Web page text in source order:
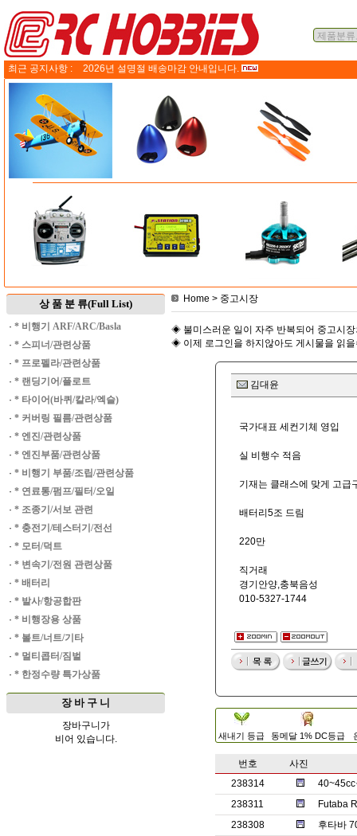
최근 공지사항 : 2026년 설명절 배송마감 안내입니다.
상 품 분 류(Full List)
· * 비행기 ARF/ARC/Basla
· * 스피너/관련상품
· * 프로펠라/관련상품
· * 랜딩기어/플로트
· * 타이어(바퀴/칼라/엑슬)
· * 커버링 필름/관련상품
· * 엔진/관련상품
· * 엔진부품/관련상품
· * 비행기 부품/조립/관련상품
· * 연료통/펌프/필터/오일
· * 조종기/서보 관련
· * 충전기/테스터기/전선
· * 모터/덕트
· * 변속기/전원 관련상품
· * 배터리
· * 발사/항공합판
· * 비행장용 상품
· * 볼트/너트/기타
· * 멀티콥터/짐벌
· * 한정수량 특가상품
장 바 구 니
장바구니가
비어 있습니다.
Home > 중고시장
◈ 불미스러운 일이 자주 반복되어 중고시
◈ 이제 로그인을 하지않아도 게시물을 읽
김대윤
국가대표 세컨기체 영입
실 비행수 적음
기재는 클래스에 맞게 고급
배터리5조 드림
220만
직거래
경기안양,충북음성
010-5327-1744
새내기 등급 동메달 1% DC등급
번호
사진
238314
40~45cc
238311
Futaba
238308
후타바